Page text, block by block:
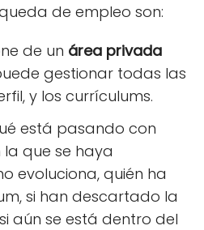
de empleo son:
de un área privada
gestionar todas las
y los currículums.
está pasando con
que se haya
evoluciona, quién ha
si han descartado la
aún se está dentro del